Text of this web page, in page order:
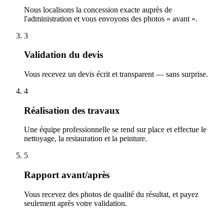
Nous localisons la concession exacte auprès de
l'administration et vous envoyons des photos « avant ».
3
Validation du devis
Vous recevez un devis écrit et transparent — sans surprise.
4
Réalisation des travaux
Une équipe professionnelle se rend sur place et effectue le
nettoyage, la restauration et la peinture.
5
Rapport avant/après
Vous recevez des photos de qualité du résultat, et payez
seulement après votre validation.